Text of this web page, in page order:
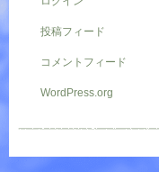
投稿フィード
コメントフィード
WordPress.org